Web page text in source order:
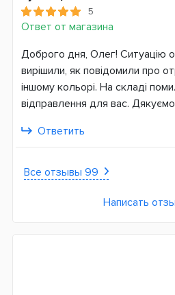
5
Ответ от магазина
Доброго дня, Олег! Ситуацію
вирішили, як повідомили про
іншому кольорі. На складі
відправлення для вас.
Ответить
Все отзывы 99
Написать